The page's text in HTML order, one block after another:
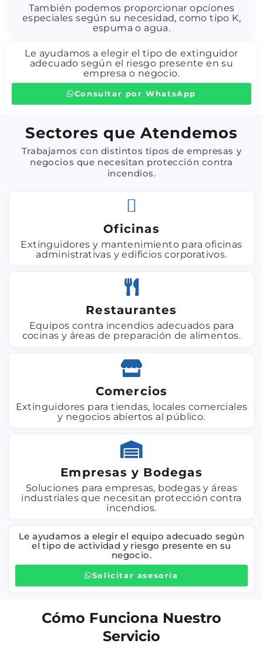
También podemos proporcionar opciones
especiales según su necesidad, como tipo K,
espuma o agua.
Le ayudamos a elegir el tipo de extinguidor
adecuado según el riesgo presente en su
empresa o negocio.
Consultar por WhatsApp
Sectores que Atendemos
Trabajamos con distintos tipos de empresas y
negocios que necesitan protección contra
incendios.
Oficinas
Extinguidores y mantenimiento para oficinas
administrativas y edificios corporativos.
Restaurantes
Equipos contra incendios adecuados para
cocinas y áreas de preparación de alimentos.
Comercios
Extinguidores para tiendas, locales comerciales
y negocios abiertos al público.
Empresas y Bodegas
Soluciones para empresas, bodegas y áreas
industriales que necesitan protección contra
incendios.
Le ayudamos a elegir el equipo adecuado según
el tipo de actividad y riesgo presente en su
negocio.
Solicitar asesoría
Cómo Funciona Nuestro
Servicio